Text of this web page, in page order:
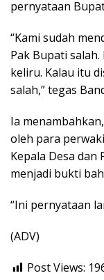
pernyataan
“Kami sudah
Pak Bupati
keliru. Kalau itu
salah,” tegas
Ia
oleh para
Kepala Desa dan
menjadi bukti
“Ini pernyataan
(ADV)
Post Views: